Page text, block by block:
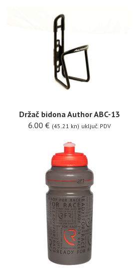
Držač bidona Author ABC-13
6.00 € (45.21 kn) uključ. PDV